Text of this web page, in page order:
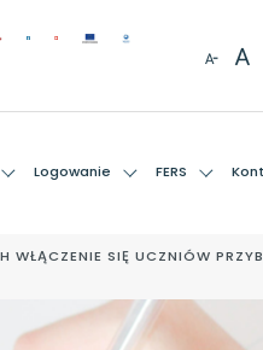
Logowanie FERS
SIĘ UCZNIÓW